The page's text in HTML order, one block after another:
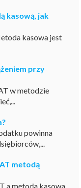
kasową, jak
kasowa jest
przy
w metodzie
powinna
metodą
a metoda kasowa